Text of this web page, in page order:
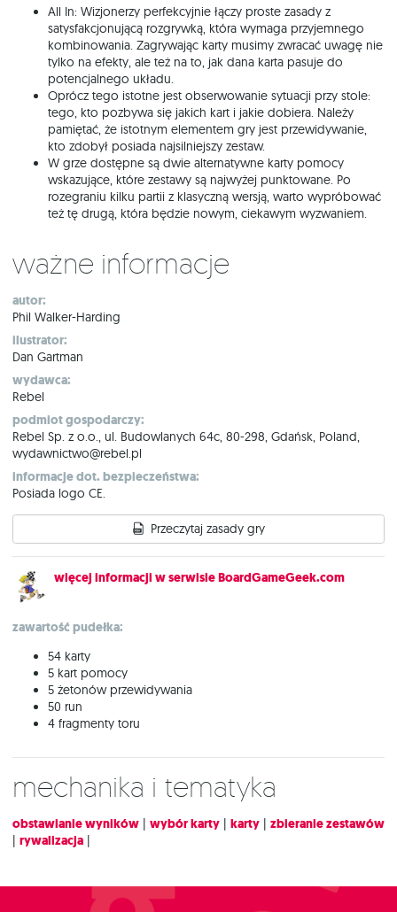
All In: Wizjonerzy perfekcyjnie łączy proste zasady z
satysfakcjonującą rozgrywką, która wymaga przyjemnego
kombinowania. Zagrywając karty musimy zwracać uwagę nie
tylko na efekty, ale też na to, jak dana karta pasuje do
potencjalnego układu.
Oprócz tego istotne jest obserwowanie sytuacji przy stole:
tego, kto pozbywa się jakich kart i jakie dobiera. Należy
pamiętać, że istotnym elementem gry jest przewidywanie,
kto zdobył posiada najsilniejszy zestaw.
W grze dostępne są dwie alternatywne karty pomocy
wskazujące, które zestawy są najwyżej punktowane. Po
rozegraniu kilku partii z klasyczną wersją, warto wypróbować
też tę drugą, która będzie nowym, ciekawym wyzwaniem.
Ważne informacje
autor:
Phil Walker-Harding
ilustrator:
Dan Gartman
wydawca:
Rebel
podmiot gospodarczy:
Rebel Sp. z o.o., ul. Budowlanych 64c, 80-298, Gdańsk, Poland,
wydawnictwo@rebel.pl
informacje dot. bezpieczeństwa:
Posiada logo CE.
Przeczytaj zasady gry
więcej informacji w serwisie BoardGameGeek.com
zawartość pudełka:
54 karty
5 kart pomocy
5 żetonów przewidywania
50 run
4 fragmenty toru
Mechanika i tematyka
obstawianie wyników | wybór karty | karty | zbieranie zestawów
| rywalizacja |